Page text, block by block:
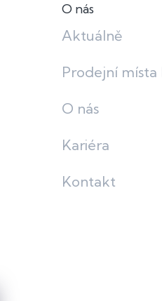
O nás
Aktuálně
Prodejní místa
O nás
Kariéra
Kontakt